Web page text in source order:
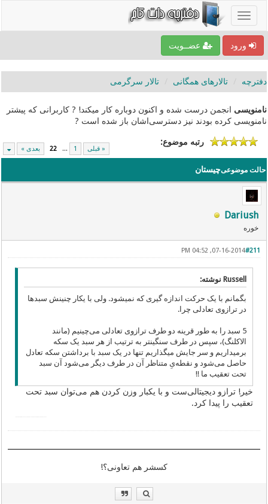
ورود عضــویت
دفترچه تالارهای همگانی تالار سرگرمی
نامنویسی انجمن درست شده و اکنون دوباره کار میکند! ? کاربرانی که پیشتر
نامنویسی کرده بودند نیز دسترسی‌اشان باز شده است ?
« قبلی 1
...
22 بعدی »
رتبه موضوع:
حالت موضوعیچیستان
Dariush
خوره
#211
07-16-2014, 04:52 PM
Russell نوشته:
بگمانم با یک حرکت اندازه گیری که نمیشود. ولی با یکار چنینش سبدها
در ترازوی تعادلی چرا.
5 سبد را به طور قرینه دو طرف ترازوی تعادلی می‌چینیم (مانند
الاکلنگ)، سپس در طرف سنگینتر به ترتیب از هر سبد یک سکه
برمیداریم و سر جایش میگذاریم تنها در یک سبد با برداشتن سکه تعادل
حاصل می‌شود و نقطه‌یِ متناظر آن در طرف دیگر می‌شود آن سبد
تحت تعقیب ما !!
خیر! ترازو دیجیتالی‌ست و با یکبار وزن کردن هم می‌توان سبد تحت
تعقیب را پیدا کرد.
کسشر هم تعاونی؟!